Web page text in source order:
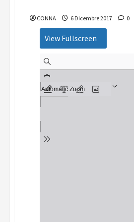
CONNA 6 Dicembre 2017 0
View Fullscreen